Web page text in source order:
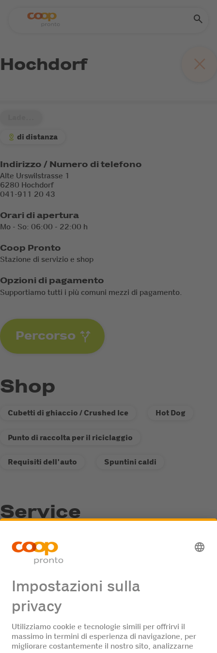
Hochdorf
di distanza
Indirizzo / Numero di telefono
Alte Urswilstrasse 1
6280 Hochdorf
041-911 20 43
Orari di apertura
Mo - So: 06:00 - 22:00 h
Coop Pronto
Stazione di servizio e shop
Opzioni di pagamento
Supportiamo tutti i più comuni mezzi di pagamento.
Percorso
Shop
Cubetti di ghiaccio / Crushed Ice Hot Dog
Punto di raccolta per il riciclaggio
Requisiti dell'auto Spuntini caldi
Service
Offerte di lavoro
Nessuna offerta di lavoro